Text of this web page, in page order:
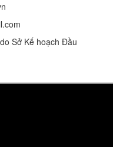
Sở Kế hoạch Đầu